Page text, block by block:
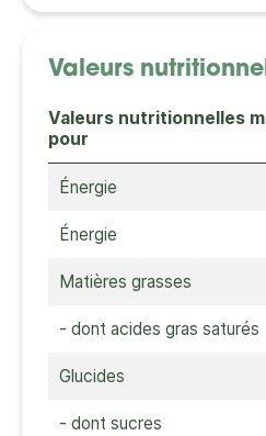
Valeurs
Valeurs nutritionnelles
pour
Énergie
Énergie
Matières grasses
- dont acides gras saturés
Glucides
- dont sucres